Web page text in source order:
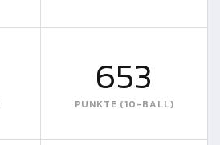
653
PUNKTE (10-BALL)